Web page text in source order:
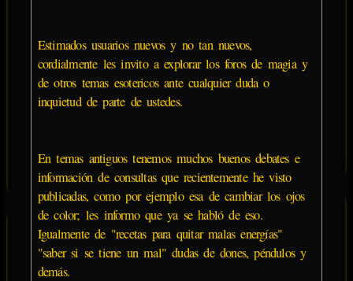
Estimados usuarios nuevos y no tan nuevos,
cordialmente les invito a explorar los foros de magia y
de otros temas esotericos ante cualquier duda o
inquietud de parte de ustedes.
En temas antiguos tenemos muchos buenos debates e
información de consultas que recientemente he visto
publicadas, como por ejemplo esa de cambiar los ojos
de color; les informo que ya se habló de eso.
Igualmente de "recetas para quitar malas energías"
"saber si se tiene un mal" dudas de dones, péndulos y
demás.